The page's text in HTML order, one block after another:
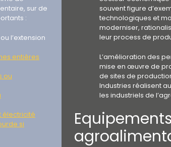
sur de
:
l’extension
entières
ou
électricité
si
souvent figure
technologiques et
moderniser,
leur process de
L’amélioration des
mise en œuvre de
de sites de
Industries réalisent
les industriels de
Equipements